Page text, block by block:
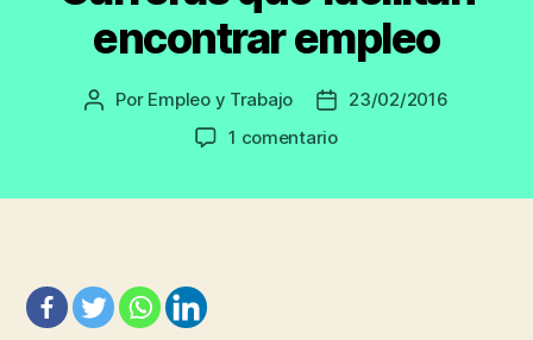
encontrar empleo
Autor
Por Empleo y Trabajo
Fecha
de
23/02/2016
1 comentarioen